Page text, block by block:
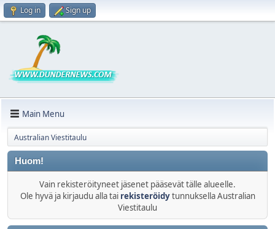
Log in Sign up
Main Menu
Australian Viestitaulu
Huom!
Vain rekisteröityneet jäsenet pääsevät tälle alueelle.
Ole hyvä ja kirjaudu alla tai rekisteröidytunnuksella Australian
Viestitaulu